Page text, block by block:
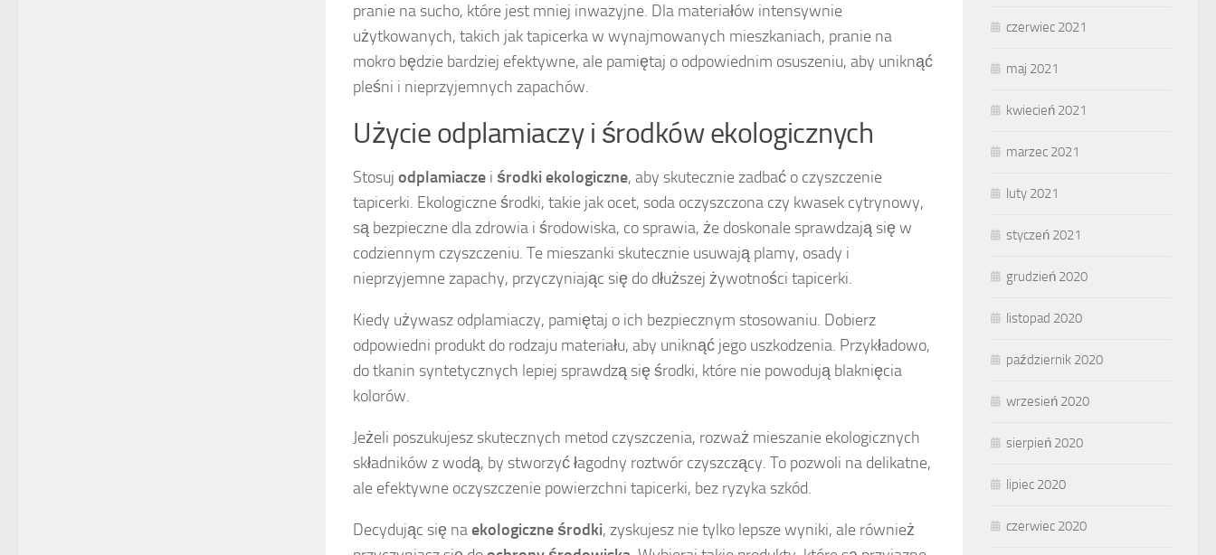
pranie na sucho, które jest mniej inwazyjne. Dla materiałów intensywnie
użytkowanych, takich jak tapicerka w wynajmowanych mieszkaniach, pranie na
mokro będzie bardziej efektywne, ale pamiętaj o odpowiednim osuszeniu, aby uniknąć
pleśni i nieprzyjemnych zapachów.
Użycie odplamiaczy i środków ekologicznych
Stosuj odplamiacze i środki ekologiczne, aby skutecznie zadbać o czyszczenie
tapicerki. Ekologiczne środki, takie jak ocet, soda oczyszczona czy kwasek cytrynowy,
są bezpieczne dla zdrowia i środowiska, co sprawia, że doskonale sprawdzają się w
codziennym czyszczeniu. Te mieszanki skutecznie usuwają plamy, osady i
nieprzyjemne zapachy, przyczyniając się do dłuższej żywotności tapicerki.
Kiedy używasz odplamiaczy, pamiętaj o ich bezpiecznym stosowaniu. Dobierz
odpowiedni produkt do rodzaju materiału, aby uniknąć jego uszkodzenia. Przykładowo,
do tkanin syntetycznych lepiej sprawdzą się środki, które nie powodują blaknięcia
kolorów.
Jeżeli poszukujesz skutecznych metod czyszczenia, rozważ mieszanie ekologicznych
składników z wodą, by stworzyć łagodny roztwór czyszczący. To pozwoli na delikatne,
ale efektywne oczyszczenie powierzchni tapicerki, bez ryzyka szkód.
Decydując się naekologiczne środki, zyskujesz nie tylko lepsze wyniki, ale również
czerwiec 2021
maj 2021
kwiecień 2021
marzec 2021
luty 2021
styczeń 2021
grudzień 2020
listopad 2020
październik 2020
wrzesień 2020
sierpień 2020
lipiec 2020
czerwiec 2020